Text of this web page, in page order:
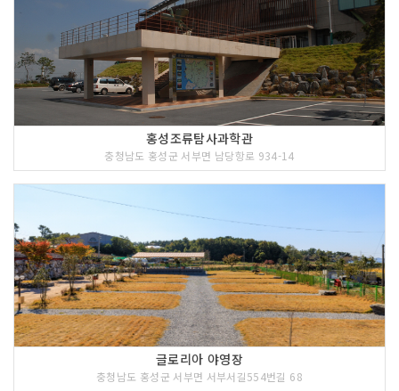
홍성조류탐사과학관
충청남도 홍성군 서부면 남당항로 934-14
글로리아 야영장
충청남도 홍성군 서부면 서부서길554번길 68